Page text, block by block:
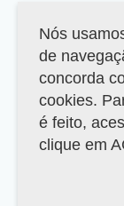
Nós
de
concorda
cookies.
é feito,
clique em